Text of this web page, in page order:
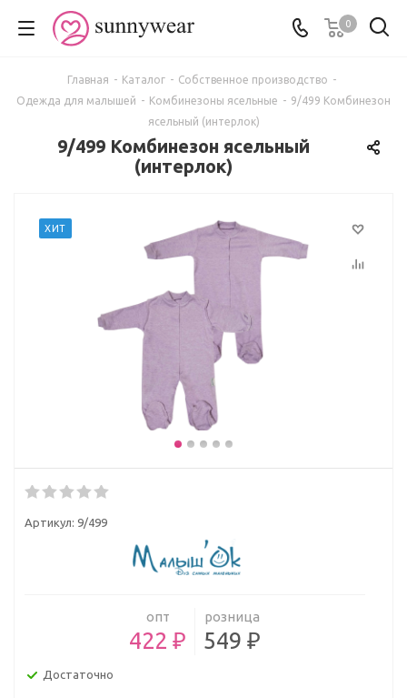
0
Главная - Каталог - Собственное производство -
Одежда для малышей - Комбинезоны ясельные - 9/499 Комбинезон
ясельный (интерлок)
9/499 Комбинезон ясельный
(интерлок)
ХИТ
Артикул: 9/499
опт
422 ₽
розница
549 ₽
Достаточно